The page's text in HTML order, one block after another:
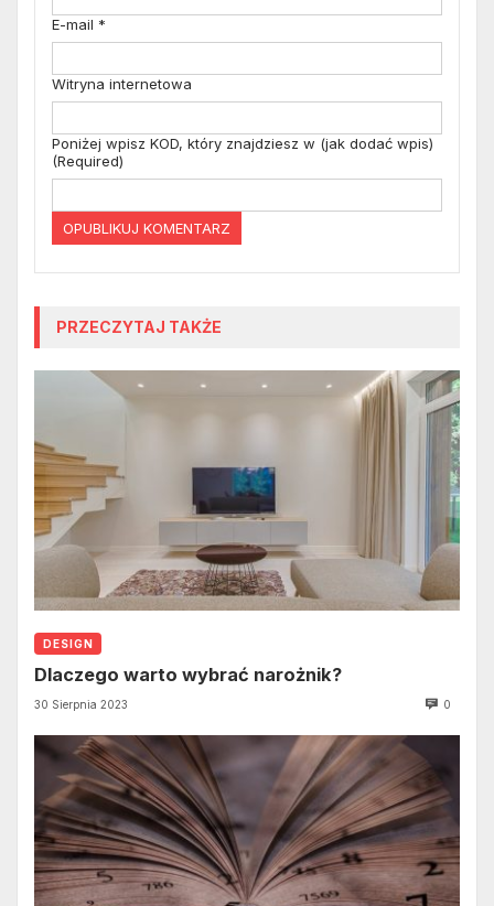
E-mail *
Witryna internetowa
Poniżej wpisz KOD, który znajdziesz w (jak dodać wpis)
(Required)
PRZECZYTAJ TAKŻE
DESIGN
Dlaczego warto wybrać narożnik?
30 Sierpnia 2023 0